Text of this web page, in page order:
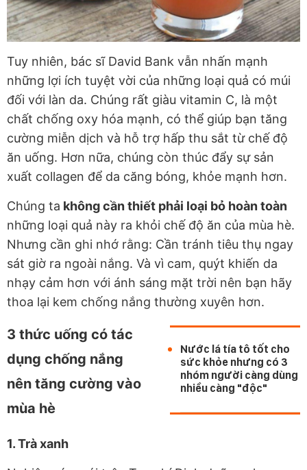
Tuy nhiên, bác sĩ David Bank vẫn nhấn mạnh
những lợi ích tuyệt vời của những loại quả có múi
đối với làn da. Chúng rất giàu vitamin C, là một
chất chống oxy hóa mạnh, có thể giúp bạn tăng
cường miễn dịch và hỗ trợ hấp thu sắt từ chế độ
ăn uống. Hơn nữa, chúng còn thúc đẩy sự sản
xuất collagen để da căng bóng, khỏe mạnh hơn.
Chúng ta không cần thiết phải loại bỏ hoàn toàn
những loại quả này ra khỏi chế độ ăn của mùa hè.
Nhưng cần ghi nhớ rằng: Cần tránh tiêu thụ ngay
sát giờ ra ngoài nắng. Và vì cam, quýt khiến da
nhạy cảm hơn với ánh sáng mặt trời nên bạn hãy
thoa lại kem chống nắng thường xuyên hơn.
Nước lá tía tô tốt cho
sức khỏe nhưng có 3
nhóm người càng dùng
nhiều càng "độc"
3 thức uống có tác
dụng chống nắng
nên tăng cường vào
mùa hè
1. Trà xanh